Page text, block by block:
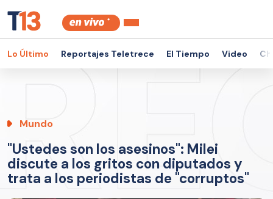
Lo Último Reportajes Teletrece El Tiempo Video
Mundo
"Ustedes son los asesinos": Milei
discute a los gritos con diputados y
trata a los periodistas de "corruptos"